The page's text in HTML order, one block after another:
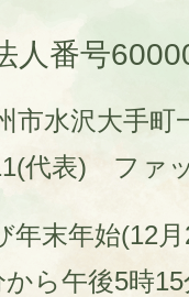
人番号
水沢大手町
代表)
ファ
年末年始(12
ら午後5時